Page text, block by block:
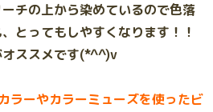
チの上から染めているので色落
とってもしやすくなります！！
オススメです(*^^)v
ラーやカラーミューズを使ったビ